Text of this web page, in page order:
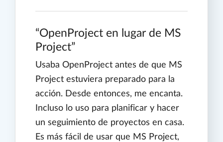
OpenProject en lugar de MS
Project
Usaba OpenProject antes de que MS
Project estuviera preparado para la
acción. Desde entonces, me encanta.
Incluso lo uso para planificar y hacer
un seguimiento de proyectos en casa.
Es más fácil de usar que MS Project,